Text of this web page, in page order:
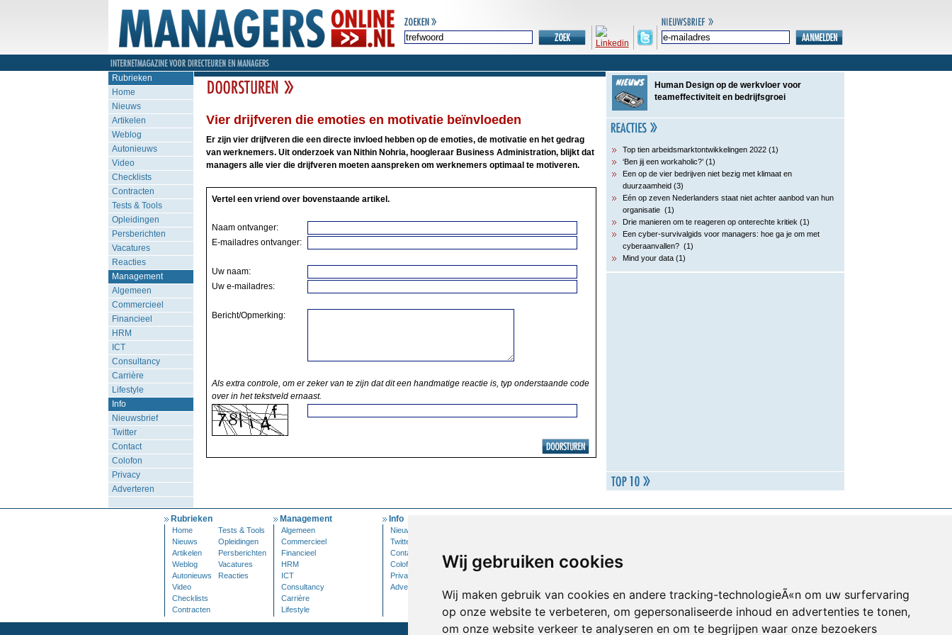
Wij gebruiken cookies
Wij maken gebruik van cookies en andere tracking-technologieÃ«n om uw surfervaring
op onze website te verbeteren, om gepersonaliseerde inhoud en advertenties te tonen,
om onze website verkeer te analyseren en om te begrijpen waar onze bezoekers
Rubrieken
Home
Nieuws
Artikelen
Weblog
Autonieuws
Video
Checklists
Contracten
Tests & Tools
Opleidingen
Persberichten
Vacatures
Reacties
Management
Algemeen
Commercieel
Financieel
HRM
ICT
Consultancy
Carrière
Lifestyle
Info
Nieuwsbrief
Twitter
Contact
Colofon
Privacy
Adverteren
Vier drijfveren die emoties en motivatie beïnvloeden
Er zijn vier drijfveren die een directe invloed hebben op de emoties, de motivatie en het gedrag
van werknemers. Uit onderzoek van Nithin Nohria, hoogleraar Business Administration, blijkt dat
managers alle vier die drijfveren moeten aanspreken om werknemers optimaal te motiveren.
Vertel een vriend over bovenstaande artikel.
Naam ontvanger:
E-mailadres ontvanger:
Uw naam:
Uw e-mailadres:
Bericht/Opmerking:
Als extra controle, om er zeker van te zijn dat dit een handmatige reactie is, typ onderstaande code
over in het tekstveld ernaast.
Human Design op de werkvloer voor
teameffectiviteit en bedrijfsgroei
Top tien arbeidsmarktontwikkelingen 2022 (1)
‘Ben jij een workaholic?’ (1)
Een op de vier bedrijven niet bezig met klimaat en
duurzaamheid (3)
Eén op zeven Nederlanders staat niet achter aanbod van hun
organisatie (1)
Drie manieren om te reageren op onterechte kritiek (1)
Een cyber-survivalgids voor managers: hoe ga je om met
cyberaanvallen? (1)
Mind your data (1)
Rubrieken
Home
Tests & Tools
Nieuws
Opleidingen
Artikelen
Persberichten
Weblog
Vacatures
Autonieuws
Reacties
Video
Checklists
Contracten
Management
Algemeen
Commercieel
Financieel
HRM
ICT
Consultancy
Carrière
Lifestyle
Info
Nieuwsbrief
Twitter
Contact
Colofon
Privacy
Adverteren